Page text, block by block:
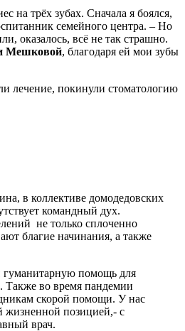
на трёх зубах. Сначала я боялся,
семейного центра. – Но
оказалось, всё не так страшно.
Мешковой, благодаря ей мои зубы
лечение, покинули стоматологию
в коллективе домодедовских
командный дух.
не только сплоченно
благие начинания, а также
гуманитарную помощь для
Также во время пандемии
скорой помощи. У нас
жизненной позицией,- с
врач.